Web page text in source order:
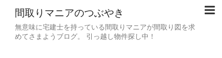
間取りマニアのつぶやき
無意味に宅建士を持っている間取りマニアが間取り図を求
めてさまようブログ。 引っ越し物件探し中！